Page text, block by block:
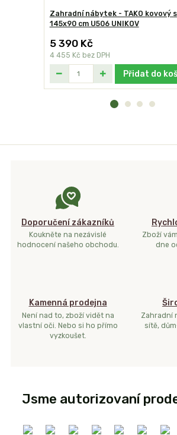
Zahradní nábytek - TAKO kovový
145x90 cm U506 UNIKOV
5 390 Kč
4 455 Kč bez DPH
Přidat do
Doporučení zákazníků
Koukněte na nezávislé
hodnocení našeho obchodu.
Zboží
dne
Kamenná prodejna
Není nad to, zboží vidět na
vlastní oči. Nebo si ho přímo
vyzkoušet.
Zahradní
sítě,
Jsme autorizovaní